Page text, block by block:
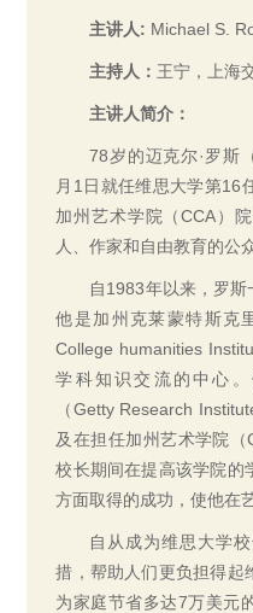
主讲人: Michael S.
主持人： 王宁，上海
主讲人简介：
78岁的迈克尔·罗斯
月1日就任维思大学第16
加州艺术学院（CCA）
人、作家和自由教育的公
自1983年以来，罗斯
他是加州克莱蒙特斯克
College humanities
学科知识交流的中心
（Getty Research
及在担任加州艺术学院（
校长期间在提高该学院的
方面取得的成功，使他在
自从成为维思大学
措，帮助人们更负担得起
为家庭节省多达7万美元